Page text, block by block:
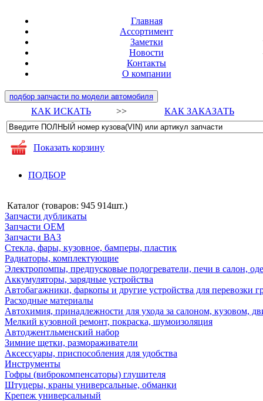
Главная
Ассортимент
Заметки
Новости
Контакты
О компании
подбор запчасти по модели автомобиля
КАК ИСКАТЬ >> КАК ЗАКАЗАТЬ
Показать корзину
ПОДБОР
Каталог (товаров: 945 914шт.)
Запчасти дубликаты
Запчасти ОЕМ
Запчасти ВАЗ
Стекла, фары, кузовное, бамперы, пластик
Радиаторы, комплектующие
Электропомпы, предпусковые подогреватели, печи в салон,
Аккумуляторы, зарядные устройства
Автобагажники, фаркопы и другие устройства для перевозки
Расходные материалы
Автохимия, принадлежности для ухода за салоном, кузовом,
Мелкий кузовной ремонт, покраска, шумоизоляция
Автоджентльменский набор
Зимние щетки, размораживатели
Аксессуары, приспособления для удобства
Инструменты
Гофры (виброкомпенсаторы) глушителя
Штуцеры, краны универсальные, обманки
Крепеж универсальный